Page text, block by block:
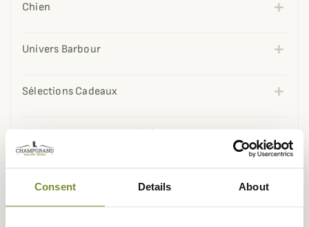
Consent Details About
Chien
Univers Barbour
Sélections Cadeaux
Nos coups de coeur de l'été